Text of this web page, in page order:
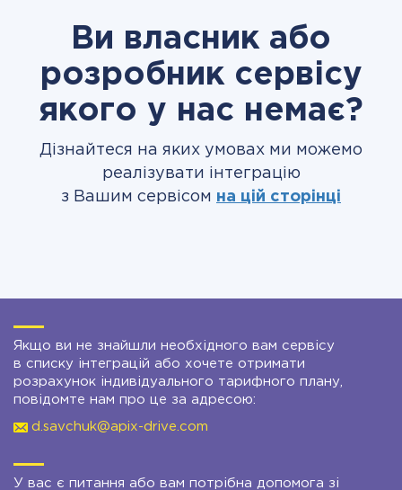
Ви власник або
розробник сервісу
якого у нас немає?
Дізнайтеся на яких умовах ми можемо
реалізувати інтеграцію
з Вашим сервісом на цій сторінці
Якщо ви не знайшли необхідного вам сервісу
в списку інтеграцій або хочете отримати
розрахунок індивідуального тарифного плану,
повідомте нам про це за адресою:
d.savchuk@apix-drive.com
У вас є питання або вам потрібна допомога зі